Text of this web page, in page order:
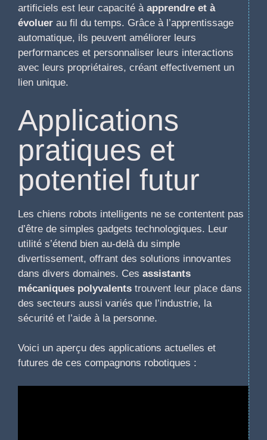
artificiels est leur capacité à apprendre et à
évoluer au fil du temps. Grâce à l’apprentissage
automatique, ils peuvent améliorer leurs
performances et personnaliser leurs interactions
avec leurs propriétaires, créant effectivement un
lien unique.
Applications
pratiques et
potentiel futur
Les chiens robots intelligents ne se contentent pas
d’être de simples gadgets technologiques. Leur
utilité s’étend bien au-delà du simple
divertissement, offrant des solutions innovantes
dans divers domaines. Ces assistants
mécaniques polyvalents trouvent leur place dans
des secteurs aussi variés que l’industrie, la
sécurité et l’aide à la personne.
Voici un aperçu des applications actuelles et
futures de ces compagnons robotiques :